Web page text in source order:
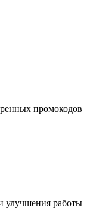
промокодов
улучшения работы